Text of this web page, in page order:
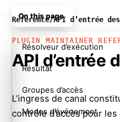
Reference/API d’entrée
PLUGIN MAINTAINER
API d’entrée
L’ingress de canal
contrôle d’accès pour
On this page
Résolveur d’exécution
Résultat
Groupes d’accès
Modes d’événement